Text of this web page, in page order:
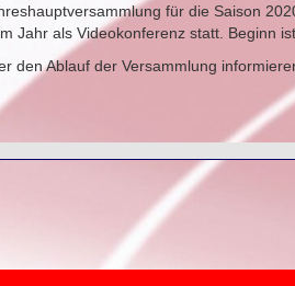
für die Saison
Jahr als Videokonferenz statt. Beginn
den Ablauf der Versammlung